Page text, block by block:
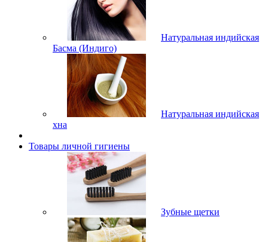
Натуральная индийская
Басма (Индиго)
Натуральная индийская
хна
Товары личной гигиены
Зубные щетки